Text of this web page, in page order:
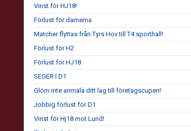
Vinst för HJ18!
Förlust för damerna
Matcher flyttas från Tyrs Hov till T4 sporthall!
Förlust för H2
Förlust för HJ18
SEGER I D1
Glöm inte anmäla ditt lag till företagscupen!
Jobbig förlust för D1
Vinst för Hj18 mot Lund!